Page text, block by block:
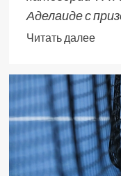
Аделаиде с
Читать далее